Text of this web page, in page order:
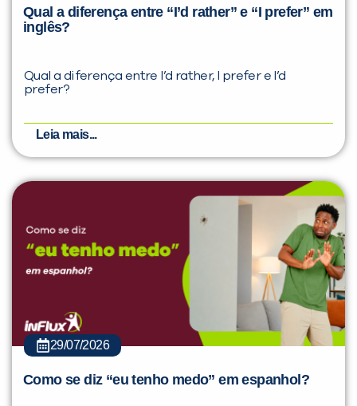
Qual a diferença entre “I’d rather” e “I prefer” em
inglês?
Qual a diferença entre I’d rather, I prefer e I’d
prefer?
Leia mais...
29/07/2026
Como se diz “eu tenho medo” em espanhol?